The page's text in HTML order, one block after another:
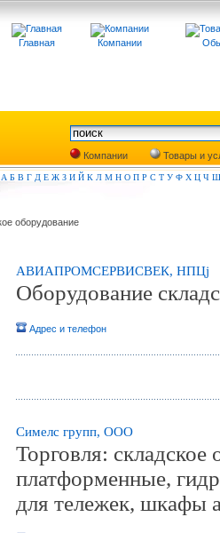
Главная Компании
Компании
Товары и
А Б В Г Д Е Ж З И Й К Л М Н О П Р С Т У Ф Х Ц Ч Ш
оборудование
АВИАПРОМСЕРВИСВЕК, НПЦj
Оборудование
Адрес и телефон
Симелс групп, ООО
Торговля: складское
платформенные,
для тележек, шкафы